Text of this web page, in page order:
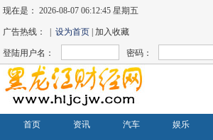
现在是：2026-08-07 06:12:45 星期五
广告热线： |设为首页 | 加入收藏
登陆用户名： 密码：
首页 资讯 汽车 娱乐